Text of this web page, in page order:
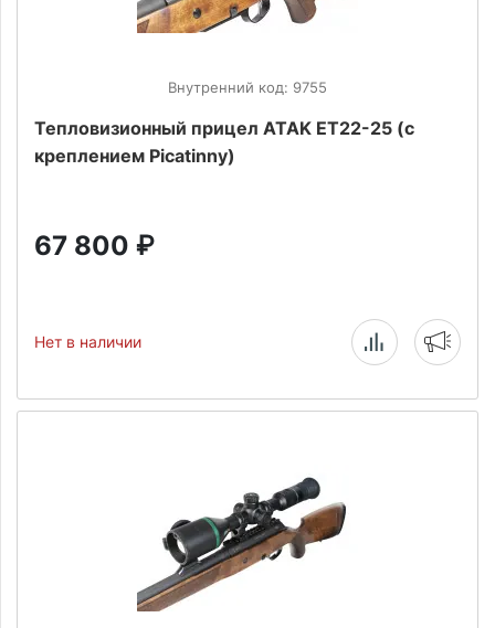
Внутренний код: 9755
Тепловизионный прицел ATAK ET22-25 (с
креплением Picatinny)
67 800 ₽
Нет в наличии